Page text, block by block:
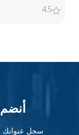
4.5
سجل عنوانك